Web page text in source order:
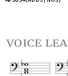
voice